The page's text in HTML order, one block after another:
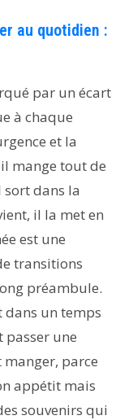
au quotidien :
par un écart
à chaque
et la
mange tout de
dans la
il la met en
est une
transitions
préambule.
dans un temps
passer une
manger, parce
appétit mais
souvenirs qui